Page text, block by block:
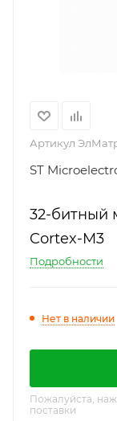
Артикул
ST
32-битный
Cortex-M3
Подробности
Нет в наличии
Пожалуйста,
поставки